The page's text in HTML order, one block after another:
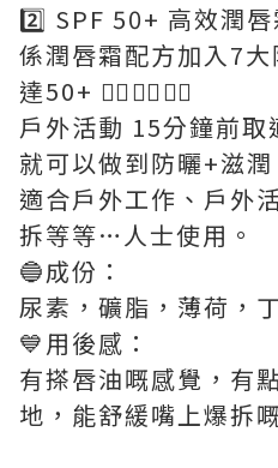
2️⃣ SPF 50+ 高效潤唇
係潤唇霜配方加入7
達50+ 👍🏼👍🏼👍🏼
戶外活動 15分鐘前取
就可以做到防曬+滋潤
適合戶外工作、戶外
拆等等…人士使用。
🔵成份：
尿素，礦脂，薄荷，
💙用後感：
有搽唇油嘅感覺，有
地，能舒緩嘴上爆拆